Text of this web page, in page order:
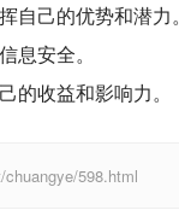
己的优势和潜力。
安全。
收益和影响力。
598.html